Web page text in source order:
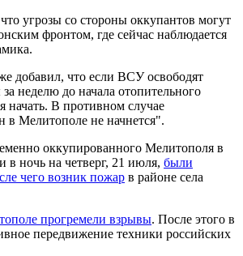
угрозы со стороны оккупантов могут
фронтом, где сейчас наблюдается
добавил, что если ВСУ освободят
неделю до начала отопительного
начать. В противном случае
в Мелитополе не начнется".
оккупированного Мелитополя в
в ночь на четверг, 21 июля, были
чего возник пожар в районе села
прогремели взрывы. После этого в
передвижение техники российских